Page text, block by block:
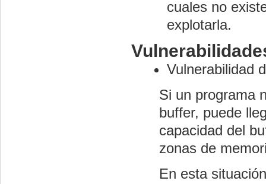
cuales no
explotarla.
Vulnerabilidad
Si un programa
buffer, puede
capacidad del
zonas de
En esta